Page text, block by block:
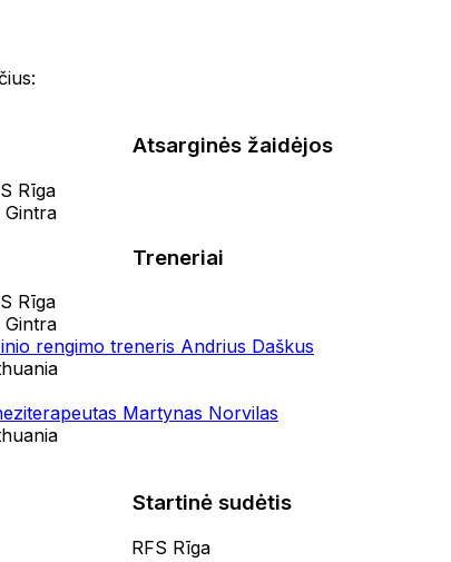
Atsarginės žaidėjos
Rīga
Gintra
Treneriai
Rīga
Gintra
rengimo treneris Andrius Daškus
Martynas Norvilas
Startinė sudėtis
RFS Rīga